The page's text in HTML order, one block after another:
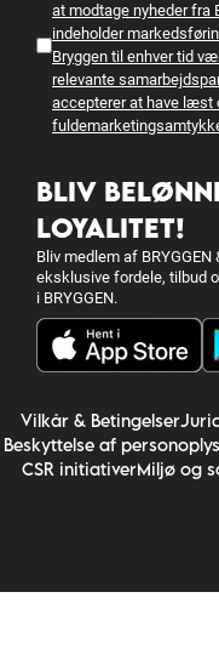
at modtage nyheder fra
indeholder
Bryggen til enhver tid
relevante
accepterer at have læst
fulde
BLIV
LOYALITET!
Bliv medlem af BRYGGEN
eksklusive fordele, tilbud
i BRYGGEN.
Vilkår & Betingelser
Beskyttelse af
CSR initiativerMiljø og